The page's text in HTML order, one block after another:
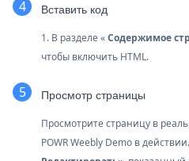
Вставить код
1. В разделе «Содержимое
чтобы включить HTML.
Просмотр страницы
Просмотрите страницу в
POWR Weebly Demo в действии.